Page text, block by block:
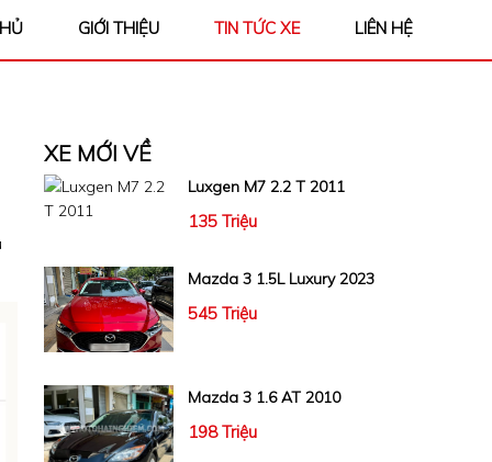
GIỚI THIỆU TIN TỨC XE LIÊN HỆ
XE MỚI VỀ
Luxgen M7 2.2 T 2011
135 Triệu
Mazda 3 1.5L Luxury 2023
545 Triệu
Mazda 3 1.6 AT 2010
198 Triệu